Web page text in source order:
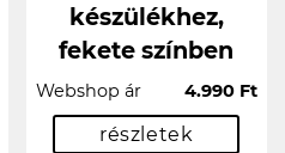
készülékhez,
fekete színben
Webshop ár 4.990 Ft
részletek